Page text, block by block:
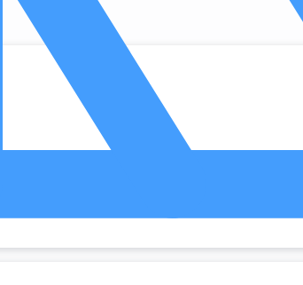
gebruik van wat er al beschikbaar